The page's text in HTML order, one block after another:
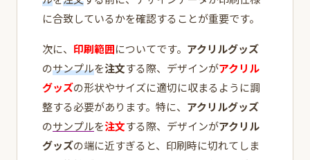
に合致しているかを確認することが重要です。
次に、 印刷範囲についてです。 アクリルグッズ
のサンプルを注文する際、デザインがアクリル
グッズの形状やサイズに適切に収まるように調
整する必要があります。特に、 アクリルグッズ
のサンプルを注文する際、デザインがアクリル
グッズの端に近すぎると、印刷時に切れてしま